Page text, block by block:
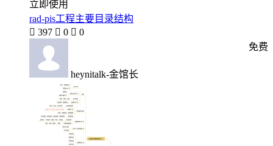
立即使用
rad-pis工程主要目录结构
 397  0  0
heynitalk-金馆长
免费